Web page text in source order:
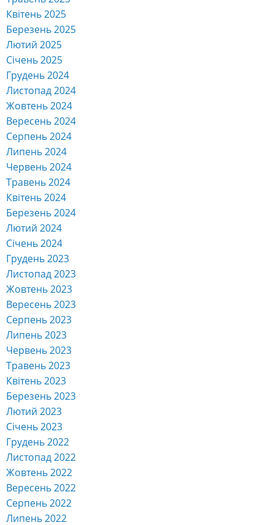
Травень 2025
Квітень 2025
Березень 2025
Лютий 2025
Січень 2025
Грудень 2024
Листопад 2024
Жовтень 2024
Вересень 2024
Серпень 2024
Липень 2024
Червень 2024
Травень 2024
Квітень 2024
Березень 2024
Лютий 2024
Січень 2024
Грудень 2023
Листопад 2023
Жовтень 2023
Вересень 2023
Серпень 2023
Липень 2023
Червень 2023
Травень 2023
Квітень 2023
Березень 2023
Лютий 2023
Січень 2023
Грудень 2022
Листопад 2022
Жовтень 2022
Вересень 2022
Серпень 2022